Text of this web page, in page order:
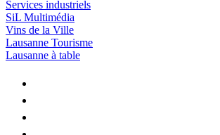
Services industriels
SiL Multimédia
Vins de la Ville
Lausanne Tourisme
Lausanne à table